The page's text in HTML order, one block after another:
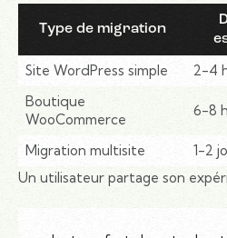
Type de migration
Site WordPress simple 2-4
Boutique
WooCommerce
6-8
Migration multisite 1-2
Un utilisateur partage son